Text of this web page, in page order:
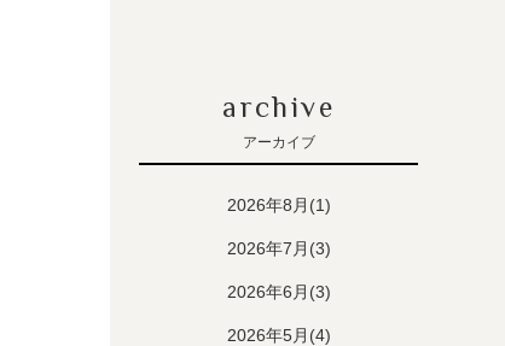
archive
アーカイブ
2026年8月(1)
2026年7月(3)
2026年6月(3)
2026年5月(4)